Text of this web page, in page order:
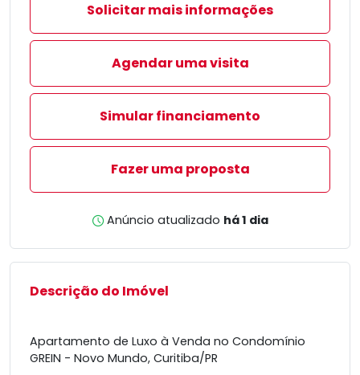
Solicitar mais informações
Agendar uma visita
Simular financiamento
Fazer uma proposta
Anúncio atualizado há 1 dia
Descrição do Imóvel
Apartamento de Luxo à Venda no Condomínio
GREIN - Novo Mundo, Curitiba/PR